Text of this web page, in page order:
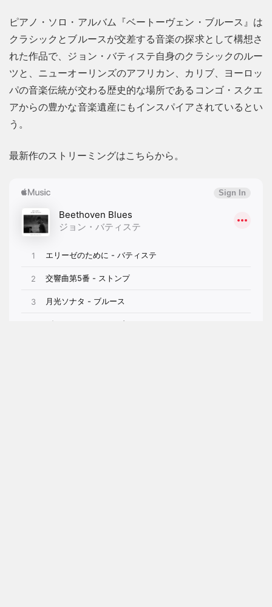
ピアノ・ソロ・アルバム『ベートーヴェン・ブルース』は
クラシックとブルースが交差する音楽の探求として構想さ
れた作品で、ジョン・バティステ自身のクラシックのルー
ツと、ニューオーリンズのアフリカン、カリブ、ヨーロッ
パの音楽伝統が交わる歴史的な場所であるコンゴ・スクエ
アからの豊かな音楽遺産にもインスパイアされているとい
う。
最新作のストリーミングはこちらから。